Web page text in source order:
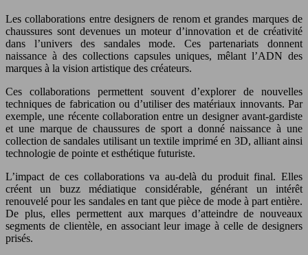
Les collaborations entre designers de renom et grandes marques de
chaussures sont devenues un moteur d’innovation et de créativité
dans l’univers des sandales mode. Ces partenariats donnent
naissance à des collections capsules uniques, mêlant l’ADN des
marques à la vision artistique des créateurs.
Ces collaborations permettent souvent d’explorer de nouvelles
techniques de fabrication ou d’utiliser des matériaux innovants. Par
exemple, une récente collaboration entre un designer avant-gardiste
et une marque de chaussures de sport a donné naissance à une
collection de sandales utilisant un textile imprimé en 3D, alliant ainsi
technologie de pointe et esthétique futuriste.
L’impact de ces collaborations va au-delà du produit final. Elles
créent un buzz médiatique considérable, générant un intérêt
renouvelé pour les sandales en tant que pièce de mode à part entière.
De plus, elles permettent aux marques d’atteindre de nouveaux
segments de clientèle, en associant leur image à celle de designers
prisés.